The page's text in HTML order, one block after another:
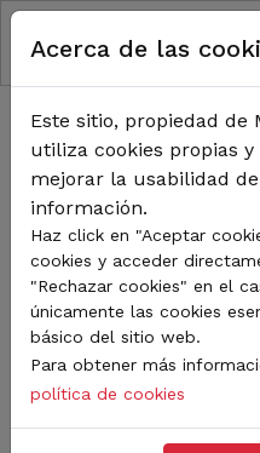
Pasar al contenido principal
RUTA DE
Inicio Noticias
TODA LA
MOTORLAND
Sigue de cerca todas las
Aragón. Aquí encontrarás
competiciones, pilotos,
mucho más. Filtra por
no te pierdas nada del
Acerca de las
Este sitio, propiedad de
utiliza cookies propias
mejorar la usabilidad
información.
Haz click en "Aceptar
cookies y acceder
"Rechazar cookies" en el
únicamente las cookies
básico del sitio web.
Para obtener más
política de cookies